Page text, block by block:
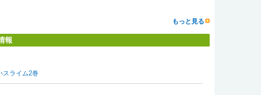
もっと見る
報
スライム2巻